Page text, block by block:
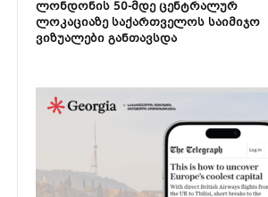
ლონდონის 50-მდე ცენტრალურ
ლოკაციაზე საქართველოს საიმიჯო
ვიზუალები განთავსდა